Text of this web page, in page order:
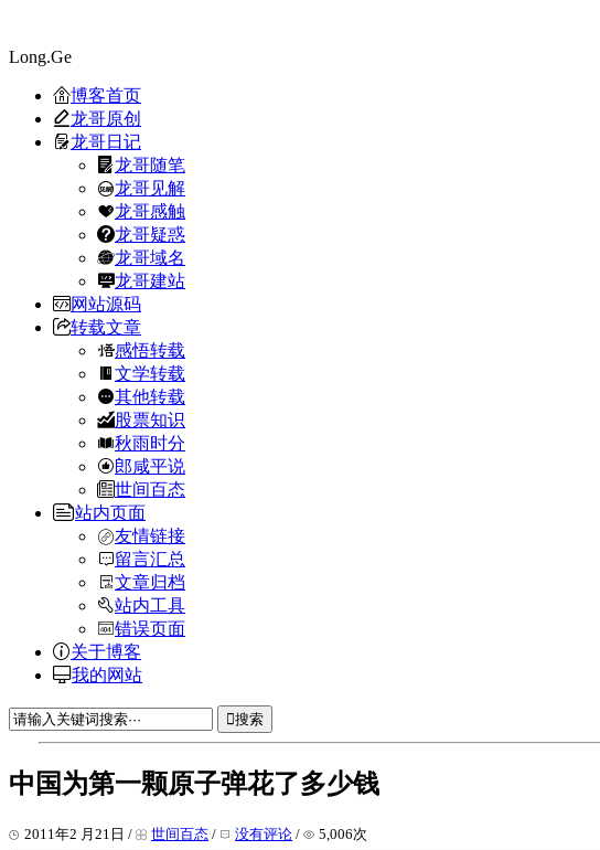
Long.Ge
博客首页
龙哥原创
龙哥日记
龙哥随笔
龙哥见解
龙哥感触
龙哥疑惑
龙哥域名
龙哥建站
网站源码
转载文章
感悟转载
文学转载
其他转载
股票知识
秋雨时分
郎咸平说
世间百态
站内页面
友情链接
留言汇总
文章归档
站内工具
错误页面
关于博客
我的网站
搜索
中国为第一颗原子弹花了多少钱
2011年2 月21日 / 世间百态 / 没有评论 / 5,006次